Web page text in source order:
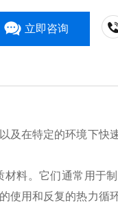
立即咨询
及在特定的环境下快
料。它们通常用于
使用和反复的热力循